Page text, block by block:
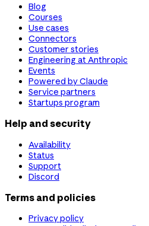
Blog
Courses
Use cases
Connectors
Customer stories
Engineering at Anthropic
Events
Powered by Claude
Service partners
Startups program
Help and security
Availability
Status
Support
Discord
Terms and policies
Privacy policy